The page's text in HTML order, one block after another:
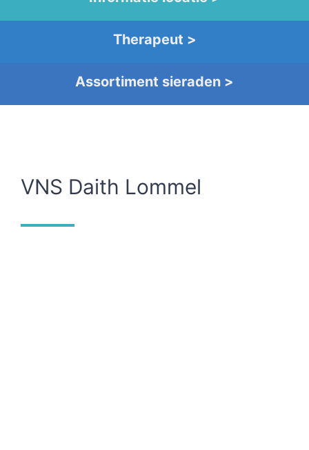
Therapeut >
Assortiment sieraden >
VNS Daith Lommel